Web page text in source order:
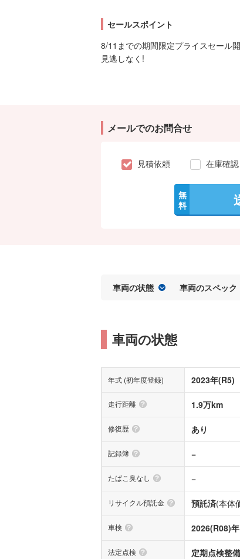
セールスポイント
8/11までの期間限定プライスセール
見逃しなく!
メールでのお問合せ
見積依頼 在庫確認
無
料
車両の状態 車両のスペック
車両の状態
年式 (初年度登録) 2023年(R5)
走行距離 1.9万km
修復歴 あり
記録簿 −
たばこ臭なし −
リサイクル預託金 預託済(本体
車検 2026(R08)
法定点検 定期点検整